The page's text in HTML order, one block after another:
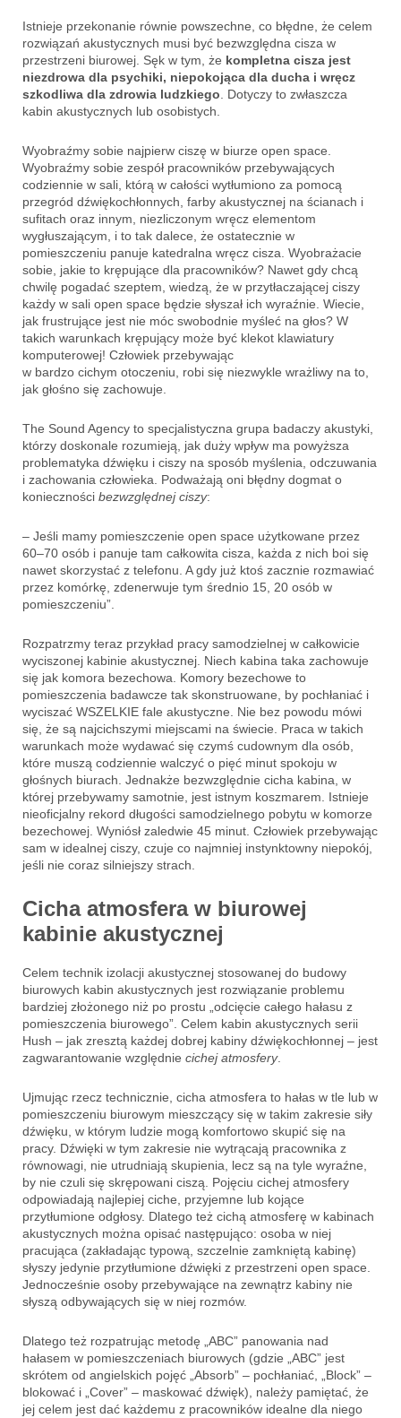
Istnieje przekonanie równie powszechne, co błędne, że celem
rozwiązań akustycznych musi być bezwzględna cisza w
przestrzeni biurowej. Sęk w tym, że kompletna cisza jest
niezdrowa dla psychiki, niepokojąca dla ducha i wręcz
szkodliwa dla zdrowia ludzkiego . Dotyczy to zwłaszcza
kabin akustycznych lub osobistych.
Wyobraźmy sobie najpierw ciszę w biurze open space.
Wyobraźmy sobie zespół pracowników przebywających
codziennie w sali, którą w całości wytłumiono za pomocą
przegród dźwiękochłonnych, farby akustycznej na ścianach i
sufitach oraz innym, niezliczonym wręcz elementom
wygłuszającym, i to tak dalece, że ostatecznie w
pomieszczeniu panuje katedralna wręcz cisza. Wyobrażacie
sobie, jakie to krępujące dla pracowników? Nawet gdy chcą
chwilę pogadać szeptem, wiedzą, że w przytłaczającej ciszy
każdy w sali open space będzie słyszał ich wyraźnie. Wiecie,
jak frustrujące jest nie móc swobodnie myśleć na głos? W
takich warunkach krępujący może być klekot klawiatury
komputerowej! Człowiek przebywając
w bardzo cichym otoczeniu, robi się niezwykle wrażliwy na to,
jak głośno się zachowuje.
The Sound Agency to specjalistyczna grupa badaczy akustyki,
którzy doskonale rozumieją, jak duży wpływ ma powyższa
problematyka dźwięku i ciszy na sposób myślenia, odczuwania
i zachowania człowieka. Podważają oni błędny dogmat o
konieczności bezwzględnej ciszy:
– Jeśli mamy pomieszczenie open space użytkowane przez
60–70 osób i panuje tam całkowita cisza, każda z nich boi się
nawet skorzystać z telefonu. A gdy już ktoś zacznie rozmawiać
przez komórkę, zdenerwuje tym średnio 15, 20 osób w
pomieszczeniu”.
Rozpatrzmy teraz przykład pracy samodzielnej w całkowicie
wyciszonej kabinie akustycznej. Niech kabina taka zachowuje
się jak komora bezechowa. Komory bezechowe to
pomieszczenia badawcze tak skonstruowane, by pochłaniać i
wyciszać WSZELKIE fale akustyczne. Nie bez powodu mówi
się, że są najcichszymi miejscami na świecie. Praca w takich
warunkach może wydawać się czymś cudownym dla osób,
które muszą codziennie walczyć o pięć minut spokoju w
głośnych biurach. Jednakże bezwzględnie cicha kabina, w
której przebywamy samotnie, jest istnym koszmarem. Istnieje
nieoficjalny rekord długości samodzielnego pobytu w komorze
bezechowej. Wyniósł zaledwie 45 minut. Człowiek przebywając
sam w idealnej ciszy, czuje co najmniej instynktowny niepokój,
jeśli nie coraz silniejszy strach.
Cicha atmosfera w biurowej
kabinie akustycznej
Celem technik izolacji akustycznej stosowanej do budowy
biurowych kabin akustycznych jest rozwiązanie problemu
bardziej złożonego niż po prostu „odcięcie całego hałasu z
pomieszczenia biurowego”. Celem kabin akustycznych serii
Hush – jak zresztą każdej dobrej kabiny dźwiękochłonnej – jest
zagwarantowanie względnie cichej atmosfery.
Ujmując rzecz technicznie, cicha atmosfera to hałas w tle lub w
pomieszczeniu biurowym mieszczący się w takim zakresie siły
dźwięku, w którym ludzie mogą komfortowo skupić się na
pracy. Dźwięki w tym zakresie nie wytrącają pracownika z
równowagi, nie utrudniają skupienia, lecz są na tyle wyraźne,
by nie czuli się skrępowani ciszą. Pojęciu cichej atmosfery
odpowiadają najlepiej ciche, przyjemne lub kojące
przytłumione odgłosy. Dlatego też cichą atmosferę w kabinach
akustycznych można opisać następująco: osoba w niej
pracująca (zakładając typową, szczelnie zamkniętą kabinę)
słyszy jedynie przytłumione dźwięki z przestrzeni open space.
Jednocześnie osoby przebywające na zewnątrz kabiny nie
słyszą odbywających się w niej rozmów.
Dlatego też rozpatrując metodę „ABC” panowania nad
hałasem w pomieszczeniach biurowych (gdzie „ABC” jest
skrótem od angielskich pojęć „Absorb” – pochłaniać, „Block” –
blokować i „Cover” – maskować dźwięk), należy pamiętać, że
jej celem jest dać każdemu z pracowników idealne dla niego